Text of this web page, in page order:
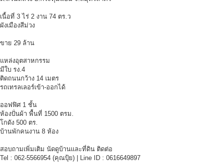
เนื้อที่ 3 ไร่ 2 งาน 74 ตร.ว
ผังเมืองสีม่วง
ขาย 29 ล้าน
แหล่งอุตสาหกรรม
มีใบ รง.4
ติดถนนกว้าง 14 เมตร
รถเทรลเลอร์เข้า-ออกได้
ออฟฟิศ 1 ชั้น
ห้องปั่นผ้า พื้นที่ 1500 ตรม.
โกดัง 500 ตร.
บ้านพักคนงาน 8 ห้อง
สอบถามเพิ่มเติม นัดดูบ้านและที่ดิน ติดต่อ
Tel : 062-5566954 (คุณปุ้ย) | Line ID : 0616649897